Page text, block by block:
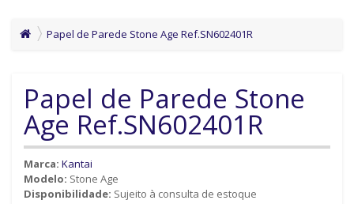
Papel de Parede Stone Age Ref.SN602401R
Papel de Parede Stone
Age Ref.SN602401R
Marca: Kantai
Modelo: Stone Age
Disponibilidade: Sujeito à consulta de estoque